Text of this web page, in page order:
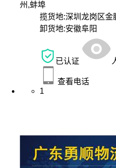
州,蚌埠
揽货地:深圳龙岗区金
卸货地:安徽阜阳
已认证
查看电话
1